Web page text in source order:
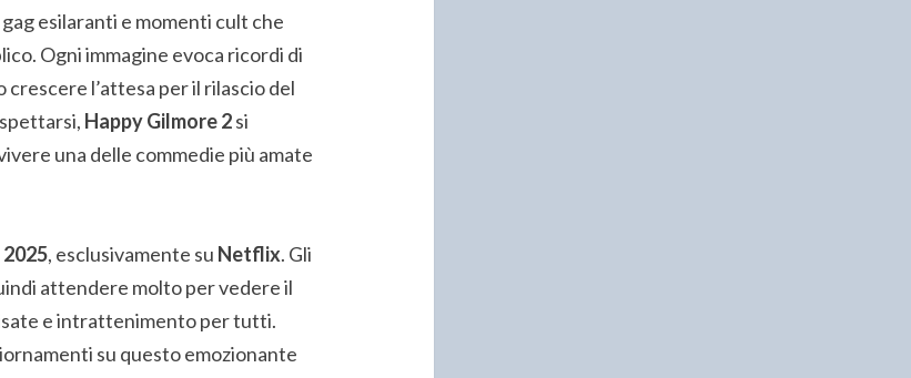
esilaranti e momenti cult che
Ogni immagine evoca ricordi di
l’attesa per il rilascio del
Happy Gilmore 2si
una delle commedie più amate
2025, esclusivamente su Netflix. Gli
attendere molto per vedere il
e intrattenimento per tutti.
su questo emozionante